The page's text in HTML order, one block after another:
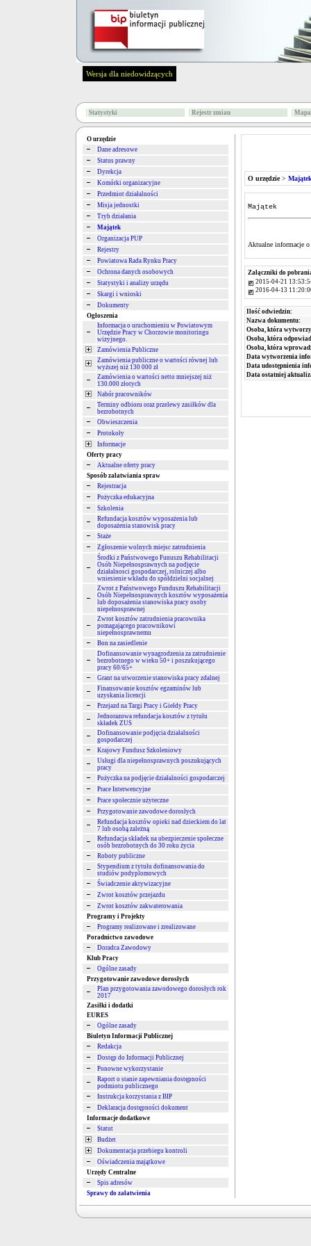
Wersja dla niedowidzących
Statystyki Rejestr zmian
O urzędzie
Dane adresowe
Status prawny
Dyrekcja
Komórki organizacyjne
Przedmiot działalności
Misja jednostki
Tryb działania
Majątek
Organizacja PUP
Rejestry
Powiatowa Rada Rynku Pracy
Ochrona danych osobowych
Statystyki i analizy urzędu
Skargi i wnioski
Dokumenty
Ogłoszenia
Informacja o uruchomieniu w Powiatowym
Urzędzie Pracy w Chorzowie monitoringu
wizyjnego.
Zamówienia Publiczne
Zamówienia publiczne o wartości równej lub
wyższej niż 130 000 zł
Zamówienia o wartości netto mniejszej niż
130.000 złotych
Nabór pracowników
Terminy odbioru oraz przelewy zasiłków dla
bezrobotnych
Obwieszczenia
Protokoły
Informacje
Oferty pracy
Aktualne oferty pracy
Sposób załatwiania spraw
Rejestracja
Pożyczka edukacyjna
Szkolenia
Refundacja kosztów wyposażenia lub
doposażenia stanowisk pracy
Staże
Zgłoszenie wolnych miejsc zatrudnienia
Środki z Państwowego Funuszu Rehabilitacji
Osób Niepełnosprawnych na podjęcie
działalnosci gospodarczej, rolniczej albo
wniesienie wkładu do spółdzielni socjalnej
Zwrot z Państwowego Funduszu Rehabilitacji
Osób Niepełnosprawnych kosztów wyposażenia
lub doposażenia stanowiska pracy osoby
niepełnosprawnej
Zwrot kosztów zatrudnienia pracownika
pomagającego pracownikowi
niepełnosprawnemu
Bon na zasiedlenie
Dofinansowanie wynagrodzenia za zatrudnienie
bezrobotnego w wieku 50+ i poszukującego
pracy 60/65+
Grant na utworzenie stanowiska pracy zdalnej
Finansowanie kosztów egzaminów lub
uzyskania licencji
Przejazd na Targi Pracy i Giełdy Pracy
Jednorazowa refundacja kosztów z tytułu
składek ZUS
Dofinansowanie podjęcia działalności
gospodarczej
Krajowy Fundusz Szkoleniowy
Usługi dla niepełnosprawnych poszukujących
pracy
Pożyczka na podjęcie działalności gospodarczej
Prace Interwencyjne
Prace społecznie użyteczne
Przygotowanie zawodowe dorosłych
Refundacja kosztów opieki nad dzieckiem do lat
7 lub osobą zależną
Refundacja składek na ubezpieczenie społeczne
osób bezrobotnych do 30 roku życia
Roboty publiczne
Stypendium z tytułu dofinansowania do
studiów podyplomowych
Świadczenie aktywizacyjne
Zwrot kosztów przejazdu
Zwrot kosztów zakwaterowania
Programy i Projekty
Programy realizowane i zrealizowane
Poradnictwo zawodowe
Doradca Zawodowy
Klub Pracy
Ogólne zasady
Przygotowanie zawodowe dorosłych
Plan przygotowania zawodowego dorosłych rok
2017
Zasiłki i dodatki
EURES
Ogólne zasady
Biuletyn Informacji Publicznej
Redakcja
Dostęp do Informacji Publicznej
Ponowne wykorzystanie
Raport o stanie zapewniania dostępności
podmiotu publicznego
Instrukcja korzystania z BIP
Deklaracja dostępności dokument
Informacje dodatkowe
Statut
Budżet
Dokumentacja przebiegu kontroli
Oświadczenia majątkowe
Urzędy Centralne
Spis adresów
Sprawy do załatwienia
O urzędzie>
Majątek
Aktualne informacje o
Załączniki do
2015-04-21
2016-04-13
Ilość odwiedzin:
Nazwa dokumentu:
Osoba, która
Osoba, która
Osoba, która
Data wytworzenia
Data udostępnienia
Data ostatniej